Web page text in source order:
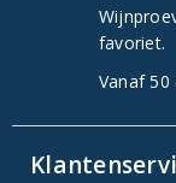
favoriet.
Vanaf